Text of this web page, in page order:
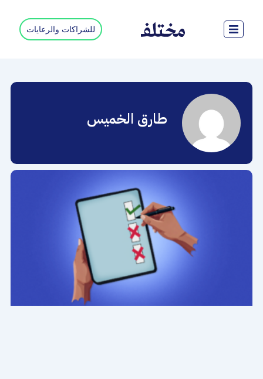
المحتوى
للشراكات والرعايات
طارق الخميس